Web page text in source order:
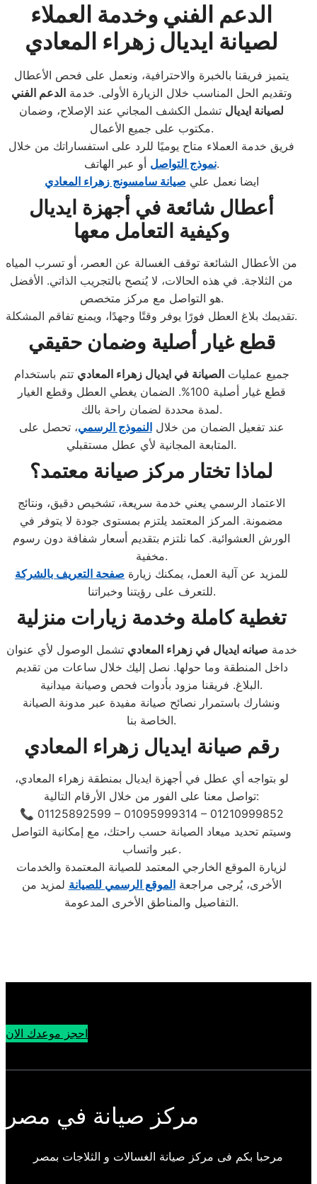
الدعم الفني وخدمة العملاء
لصيانة ايديال زهراء المعادي
يتميز فريقنا بالخبرة والاحترافية، ونعمل على فحص الأعطال
وتقديم الحل المناسب خلال الزيارة الأولى. خدمةالدعم الفني
لصيانة ايديال تشمل الكشف المجاني عند الإصلاح، وضمان
مكتوب على جميع الأعمال.
فريق خدمة العملاء متاح يوميًا للرد على استفساراتك من خلال
نموذج التواصلأو عبر الهاتف.
ايضا نعمل علي صيانة سامسونج زهراء المعادي
أعطال شائعة في أجهزة ايديال
وكيفية التعامل معها
من الأعطال الشائعة توقف الغسالة عن العصر، أو تسرب المياه
من الثلاجة. في هذه الحالات، لا يُنصح بالتجريب الذاتي. الأفضل
هو التواصل مع مركز متخصص.
تقديمك بلاغ العطل فورًا يوفر وقتًا وجهدًا، ويمنع تفاقم المشكلة.
قطع غيار أصلية وضمان حقيقي
جميع عملياتالصيانة في ايديال زهراء المعادي تتم باستخدام
قطع غيار أصلية 100%. الضمان يغطي العطل وقطع الغيار
لمدة محددة لضمان راحة بالك.
عند تفعيل الضمان من خلالالنموذج الرسمي، تحصل على
المتابعة المجانية لأي عطل مستقبلي.
لماذا تختار مركز صيانة معتمد؟
الاعتماد الرسمي يعني خدمة سريعة، تشخيص دقيق، ونتائج
مضمونة. المركز المعتمد يلتزم بمستوى جودة لا يتوفر في
الورش العشوائية. كما نلتزم بتقديم أسعار شفافة دون رسوم
مخفية.
للمزيد عن آلية العمل، يمكنك زيارة صفحة التعريف بالشركة
للتعرف على رؤيتنا وخبراتنا.
تغطية كاملة وخدمة زيارات منزلية
خدمة صيانه ايديال في زهراء المعادي تشمل الوصول لأي عنوان
داخل المنطقة وما حولها. نصل إليك خلال ساعات من تقديم
البلاغ. فريقنا مزود بأدوات فحص وصيانة ميدانية.
ونشارك باستمرار نصائح صيانة مفيدة عبر مدونة الصيانة
الخاصة بنا.
رقم صيانة ايديال زهراء المعادي
لو بتواجه أي عطل في أجهزة ايديال بمنطقة زهراء المعادي،
تواصل معنا على الفور من خلال الأرقام التالية:
📞 01125892599 – 01095999314 – 01210999852
وسيتم تحديد ميعاد الصيانة حسب راحتك، مع إمكانية التواصل
عبر واتساب.
لزيارة الموقع الخارجي المعتمد للصيانة المعتمدة والخدمات
الأخرى، يُرجى مراجعةالموقع الرسمي للصيانة لمزيد من
التفاصيل والمناطق الأخرى المدعومة.
احجز موعدك الان
مركز صيانة في مصر
مرحبا بكم فى مركز صيانة الغسالات و الثلاجات بمصر